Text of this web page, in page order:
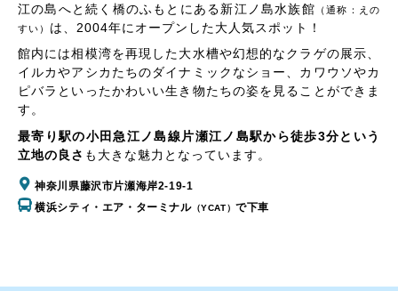
江の島へと続く橋のふもとにある新江ノ島水族館 （通称：えの
すい） は、2004年にオープンした大人気スポット！
館内には相模湾を再現した大水槽や幻想的なクラゲの展示、
イルカやアシカたちのダイナミックなショー、カワウソやカ
ピバラといったかわいい生き物たちの姿を見ることができま
す。
最寄り駅の小田急江ノ島線片瀬江ノ島駅から徒歩3分という
立地の良さ も大きな魅力となっています。
神奈川県藤沢市片瀬海岸2-19-1
横浜シティ・エア・ターミナル（YCAT）で下車